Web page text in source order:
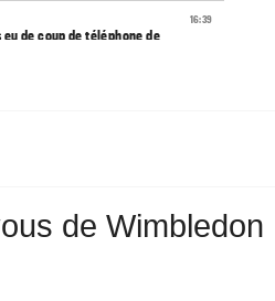
16:39
eu de coup de téléphone de
Gea, Draper et Wawrinka
15:30
: inquiétude avant Cincinnati
de Wimbledon